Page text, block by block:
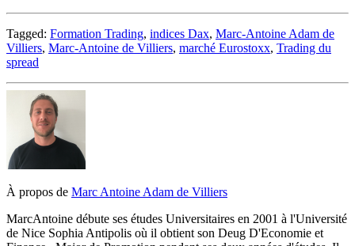
Tagged: Formation Trading, indices Dax, Marc-Antoine Adam de
Villiers, Marc-Antoine de Villiers, marché Eurostoxx, Trading du
spread
À propos de Marc Antoine Adam de Villiers
Marc­Antoine débute ses études Universitaires en 2001 à l'Université
de Nice Sophia Antipolis où il obtient son Deug D'Economie et